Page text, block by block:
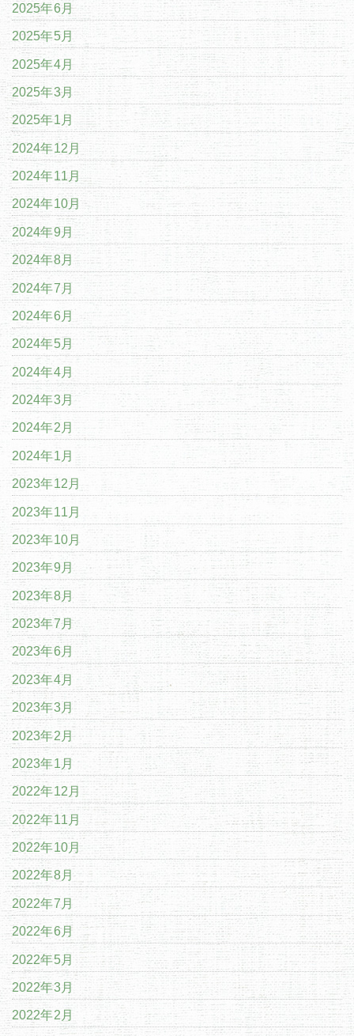
2025年6月
2025年5月
2025年4月
2025年3月
2025年1月
2024年12月
2024年11月
2024年10月
2024年9月
2024年8月
2024年7月
2024年6月
2024年5月
2024年4月
2024年3月
2024年2月
2024年1月
2023年12月
2023年11月
2023年10月
2023年9月
2023年8月
2023年7月
2023年6月
2023年4月
2023年3月
2023年2月
2023年1月
2022年12月
2022年11月
2022年10月
2022年8月
2022年7月
2022年6月
2022年5月
2022年3月
2022年2月